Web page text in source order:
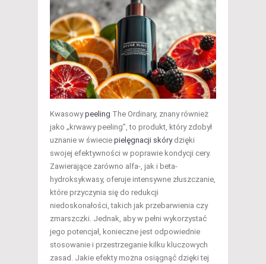
Kwasowypeeling The Ordinary, znany również
jako „krwawy peeling”, to produkt, który zdobył
uznanie w świecie pielęgnacji skórydzięki
swojej efektywności w poprawie kondycji cery.
Zawierające zarówno alfa-, jak i beta-
hydroksykwasy, oferuje intensywne złuszczanie,
które przyczynia się do redukcji
niedoskonałości, takich jak przebarwienia czy
zmarszczki. Jednak, aby w pełni wykorzystać
jego potencjał, konieczne jest odpowiednie
stosowanie i przestrzeganie kilku kluczowych
zasad. Jakie efekty można osiągnąć dzięki tej